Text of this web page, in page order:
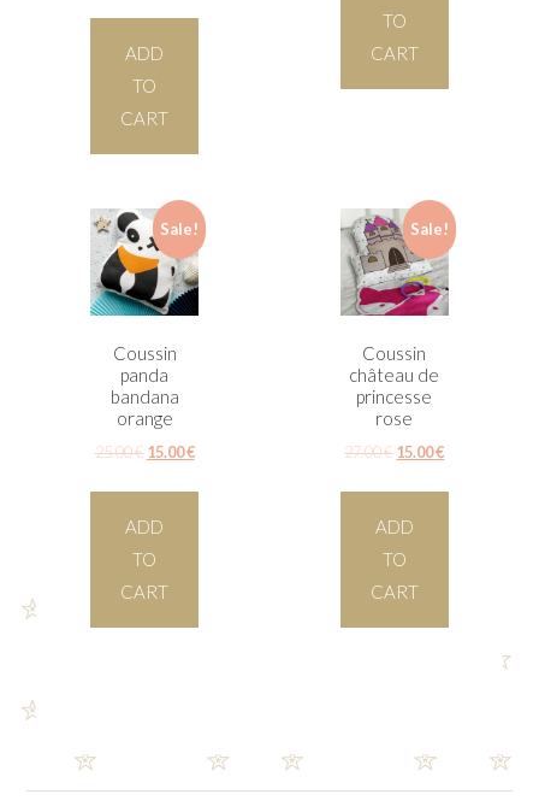
ADD
TO
CART
TO
CART
Sale!
Coussin
panda
bandana
orange
25.00€ 15.00€
ADD
TO
CART
Sale!
Coussin
château de
princesse
rose
27.00€15.00€
ADD
TO
CART